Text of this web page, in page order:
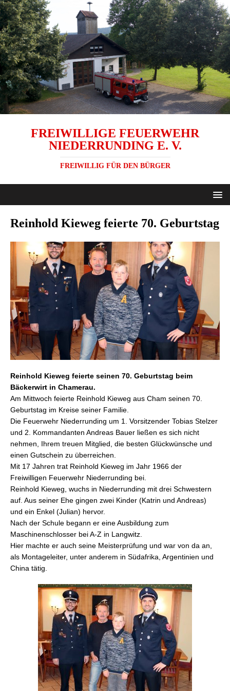
FREIWILLIGE FEUERWEHR
NIEDERRUNDING E. V.
FREIWILLIG FÜR DEN BÜRGER
Reinhold Kieweg feierte 70. Geburtstag
Reinhold Kieweg feierte seinen 70. Geburtstag beim
Bäckerwirt in Chamerau.
Am Mittwoch feierte Reinhold Kieweg aus Cham seinen 70.
Geburtstag im Kreise seiner Familie.
Die Feuerwehr Niederrunding um 1. Vorsitzender Tobias Stelzer
und 2. Kommandanten Andreas Bauer ließen es sich nicht
nehmen, Ihrem treuen Mitglied, die besten Glückwünsche und
einen Gutschein zu überreichen.
Mit 17 Jahren trat Reinhold Kieweg im Jahr 1966 der
Freiwilligen Feuerwehr Niederrunding bei.
Reinhold Kieweg, wuchs in Niederrunding mit drei Schwestern
auf. Aus seiner Ehe gingen zwei Kinder (Katrin und Andreas)
und ein Enkel (Julian) hervor.
Nach der Schule begann er eine Ausbildung zum
Maschinenschlosser bei A-Z in Langwitz.
Hier machte er auch seine Meisterprüfung und war von da an,
als Montageleiter, unter anderem in Südafrika, Argentinien und
China tätig.